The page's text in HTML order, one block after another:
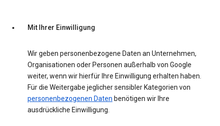
Mit Ihrer Einwilligung
Wir geben personenbezogene Daten an Unternehmen,
Organisationen oder Personen außerhalb von Google
weiter, wenn wir hierfür Ihre Einwilligung erhalten haben.
Für die Weitergabe jeglicher sensibler Kategorien von
personenbezogenen Daten benötigen wir Ihre
ausdrückliche Einwilligung.